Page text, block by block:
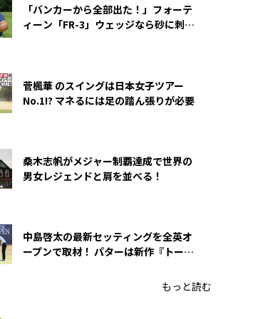
「バンカーから全部出た！」フォーテ
ィーン「FR-3」ウェッジなら砂に刺さ
菅楓華 のスイングは日本女子ツアー
No.1!? マネるには足の踏ん張りが必要
桑木志帆がメジャー制覇達成で世界の
男女レジェンドと肩を並べる！
中島啓太の最新セッティングを全英オ
ープンで取材！ パターは新作『トーチ
もっと読む